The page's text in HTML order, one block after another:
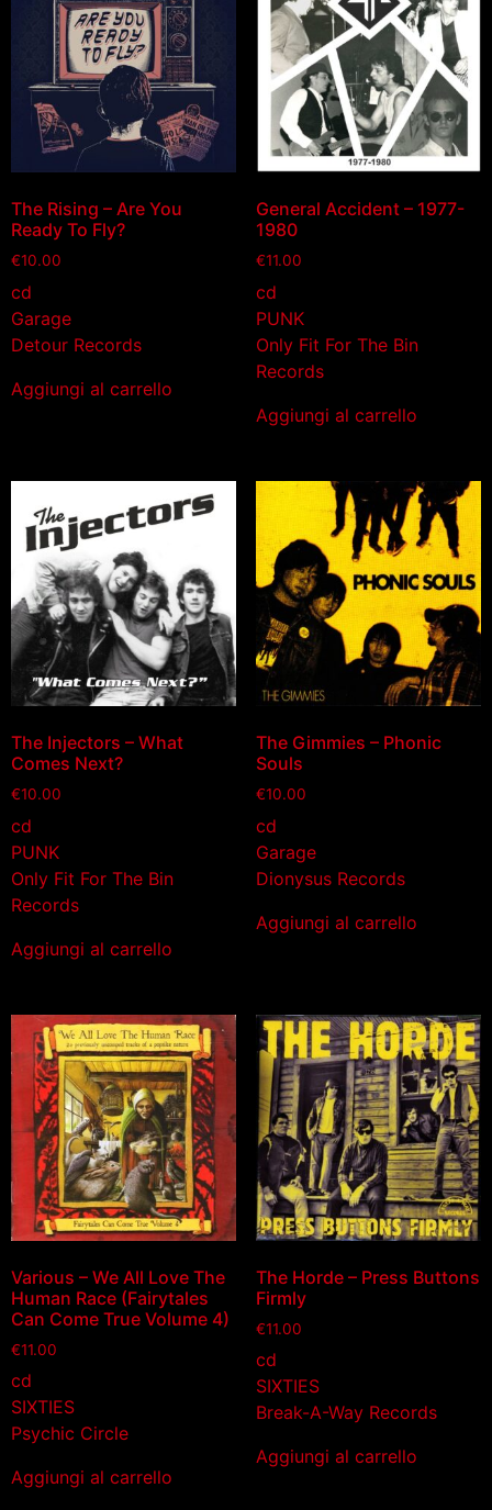
The Rising – Are You
Ready To Fly?
€10.00
cd
Garage
Detour Records
Aggiungi al carrello
General Accident – 1977-
1980
€11.00
cd
PUNK
Only Fit For The Bin
Records
Aggiungi al carrello
The Injectors – What
Comes Next?
€10.00
cd
PUNK
Only Fit For The Bin
Records
Aggiungi al carrello
The Gimmies ‎– Phonic
Souls
€10.00
cd
Garage
Dionysus Records
Aggiungi al carrello
Various – We All Love The
Human Race (Fairytales
Can Come True Volume 4)
€11.00
cd
SIXTIES
Psychic Circle
Aggiungi al carrello
The Horde – Press Buttons
Firmly
€11.00
cd
SIXTIES
Break-A-Way Records
Aggiungi al carrello